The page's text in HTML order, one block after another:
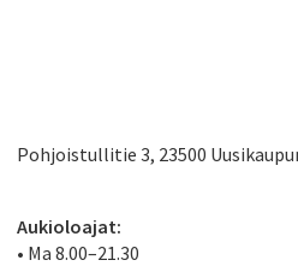
Pohjoistullitie 3, 23500
Aukioloajat:
• Ma 8.00–21.30